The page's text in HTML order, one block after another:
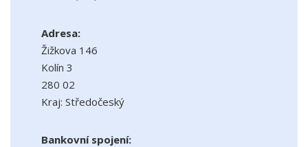
Adresa:
Žižkova 146
Kolín 3
280 02
Kraj: Středočeský
Bankovní spojení: